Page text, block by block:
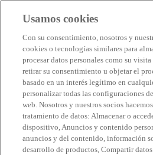
Empresas Biosphere
Cómo valoramos
Quienes somos
ES
English
Português
Français
Català
Deutsch
Türkçe
Usamos cookies
Con su consentimiento, nosotros y
cookies o tecnologías similares para
procesar datos personales como su
retirar su consentimiento u objetar el
basado en un interés legítimo en
personalizar todas las configuraciones
web. Nosotros y nuestros socios
tratamiento de datos: Almacenar o
dispositivo, Anuncios y contenido
anuncios y del contenido, información
desarrollo de productos, Compartir